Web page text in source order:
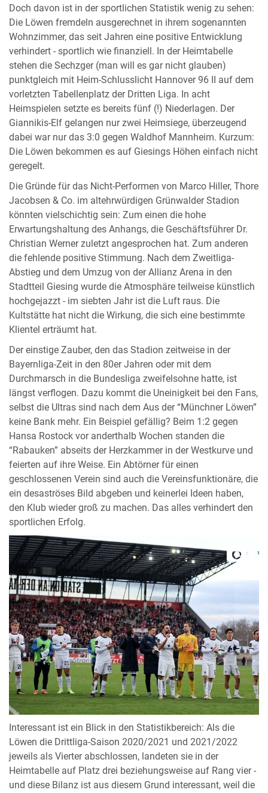
Doch davon ist in der sportlichen Statistik wenig zu sehen:
Die Löwen fremdeln ausgerechnet in ihrem sogenannten
Wohnzimmer, das seit Jahren eine positive Entwicklung
verhindert - sportlich wie finanziell. In der Heimtabelle
stehen die Sechzger (man will es gar nicht glauben)
punktgleich mit Heim-Schlusslicht Hannover 96 II auf dem
vorletzten Tabellenplatz der Dritten Liga. In acht
Heimspielen setzte es bereits fünf (!) Niederlagen. Der
Giannikis-Elf gelangen nur zwei Heimsiege, überzeugend
dabei war nur das 3:0 gegen Waldhof Mannheim. Kurzum:
Die Löwen bekommen es auf Giesings Höhen einfach nicht
geregelt.
Die Gründe für das Nicht-Performen von Marco Hiller, Thore
Jacobsen & Co. im altehrwürdigen Grünwalder Stadion
könnten vielschichtig sein: Zum einen die hohe
Erwartungshaltung des Anhangs, die Geschäftsführer Dr.
Christian Werner zuletzt angesprochen hat. Zum anderen
die fehlende positive Stimmung. Nach dem Zweitliga-
Abstieg und dem Umzug von der Allianz Arena in den
Stadtteil Giesing wurde die Atmosphäre teilweise künstlich
hochgejazzt - im siebten Jahr ist die Luft raus. Die
Kultstätte hat nicht die Wirkung, die sich eine bestimmte
Klientel erträumt hat.
Der einstige Zauber, den das Stadion zeitweise in der
Bayernliga-Zeit in den 80er Jahren oder mit dem
Durchmarsch in die Bundesliga zweifelsohne hatte, ist
längst verflogen. Dazu kommt die Uneinigkeit bei den Fans,
selbst die Ultras sind nach dem Aus der “Münchner Löwen”
keine Bank mehr. Ein Beispiel gefällig? Beim 1:2 gegen
Hansa Rostock vor anderthalb Wochen standen die
“Rabauken” abseits der Herzkammer in der Westkurve und
feierten auf ihre Weise. Ein Abtörner für einen
geschlossenen Verein sind auch die Vereinsfunktionäre, die
ein desaströses Bild abgeben und keinerlei Ideen haben,
den Klub wieder groß zu machen. Das alles verhindert den
sportlichen Erfolg.
Interessant ist ein Blick in den Statistikbereich: Als die
Löwen die Drittliga-Saison 2020/2021 und 2021/2022
jeweils als Vierter abschlossen, landeten sie in der
Heimtabelle auf Platz drei beziehungsweise auf Rang vier -
und diese Bilanz ist aus diesem Grund interessant, weil die